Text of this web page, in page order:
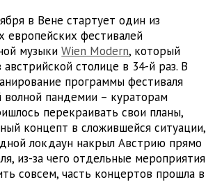
в Вене стартует один из
европейских фестивалей
музыкиWien Modern, который
столице в 34-й раз. В
программы фестиваля
волной пандемии – кураторам
перекраивать свои планы,
концепт в сложившейся ситуации,
локдаун накрыл Австрию прямо
из-за чего отдельные мероприятия
совсем, часть концертов прошла в